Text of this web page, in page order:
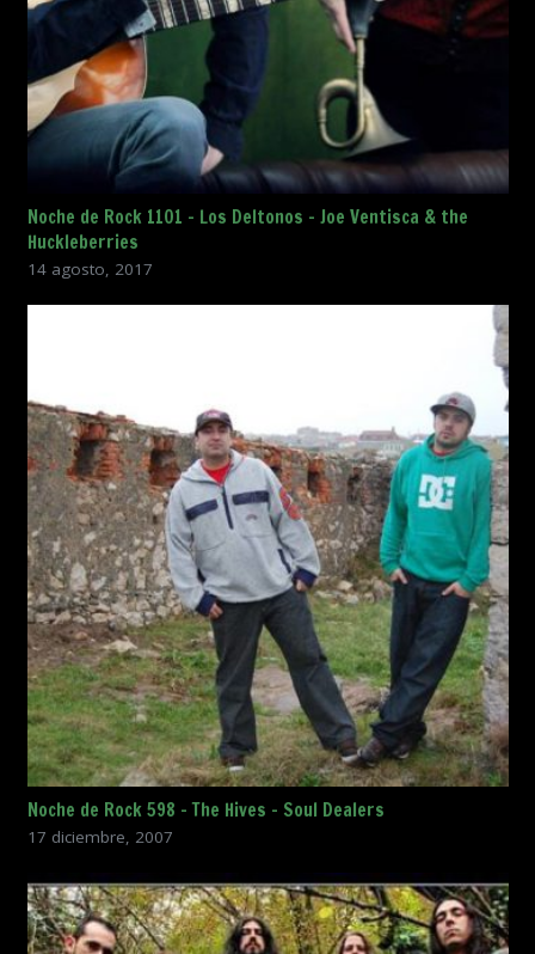
Noche de Rock 1101 – Los Deltonos – Joe Ventisca & the
Huckleberries
14 agosto, 2017
Noche de Rock 598 – The Hives – Soul Dealers
17 diciembre, 2007